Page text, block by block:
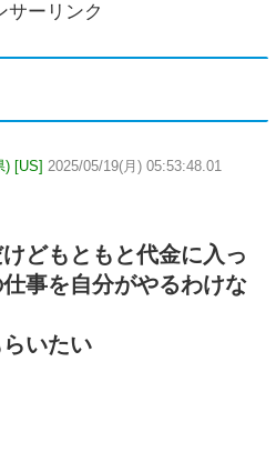
サーリンク
) [US] 2025/05/19(月) 05:53:48.01
どもともと代金に入っ
事を自分がやるわけな
いたい